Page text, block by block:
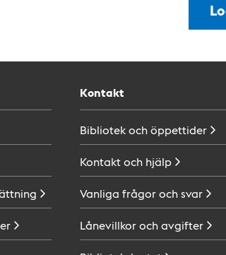
Kontakt
Bibliotek ochöppettider
Kontakt och hjälp
Vanliga frågor ochsvar
Lånevillkor ochavgifter